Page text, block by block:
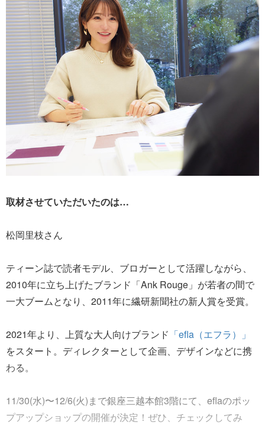
取材させていただいたのは…
松岡里枝さん
ティーン誌で読者モデル、ブロガーとして活躍しながら、
2010年に立ち上げたブランド「Ank Rouge」が若者の間で
一大ブームとなり、2011年に繊研新聞社の新人賞を受賞。
2021年より、上質な大人向けブランド 「efla（エフラ）」
をスタート。ディレクターとして企画、デザインなどに携
わる。
11/30(水)〜12/6(火)まで銀座三越本館3階にて、eflaのポッ
プアップショップの開催が決定！ぜひ、チェックしてみ